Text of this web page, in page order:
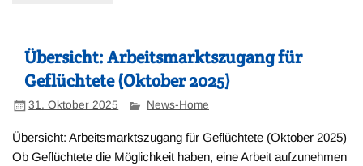
Übersicht: Arbeitsmarktszugang für
Geflüchtete (Oktober 2025)
31. Oktober 2025 News-Home
Übersicht: Arbeitsmarktszugang für Geflüchtete (Oktober 2025)
Ob Geflüchtete die Möglichkeit haben, eine Arbeit aufzunehmen